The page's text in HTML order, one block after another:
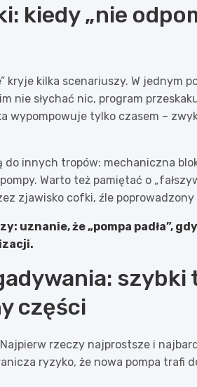
kiedy „nie
kryje kilka scenariuszy. W jednym
nie słychać nic, program
wypompowuje tylko czasem –
do innych tropów: mechaniczna
Warto też pamiętać o
zjawisko cofki, źle
uznanie, że „pompa padła”,
części
rzeczy najprostsze i
ryzyko, że nowa pompa trafi